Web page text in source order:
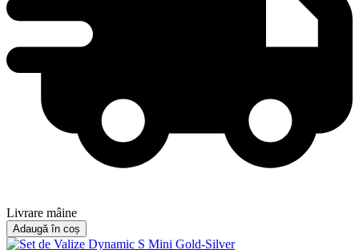
Livrare mâine
Adaugă în coș